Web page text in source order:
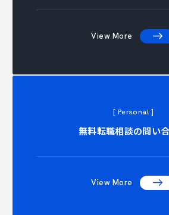
View More
[ Personal ]
無料転職相談の問い
View More